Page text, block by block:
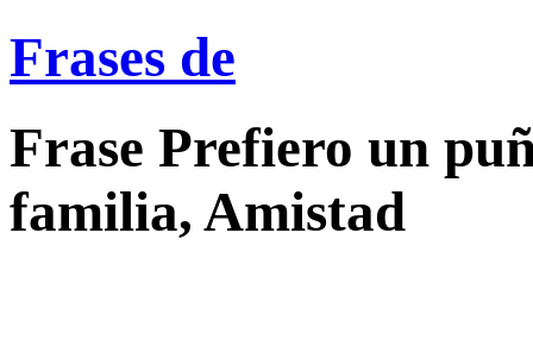
Frases de
Frase Prefiero un
familia, Amistad